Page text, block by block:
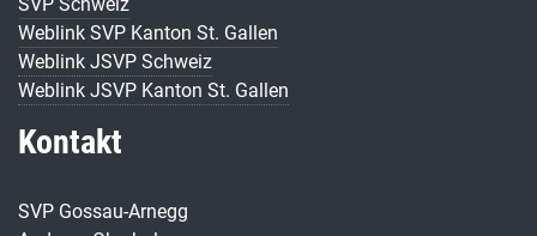
Weblink SVP Kanton St. Gallen
Weblink JSVP Schweiz
Weblink JSVP Kanton St. Gallen
Kontakt
SVP Gossau-Arnegg